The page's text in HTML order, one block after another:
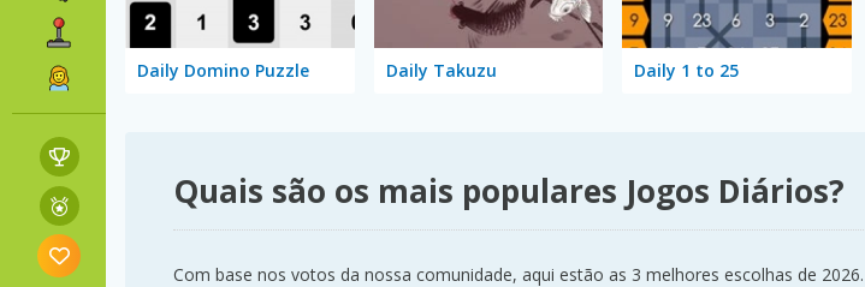
Daily Domino Puzzle Daily Takuzu Daily 1 to 25
Quais são os mais populares Jogos Diários?
Com base nos votos da nossa comunidade, aqui estão as 3 melhores escolhas de